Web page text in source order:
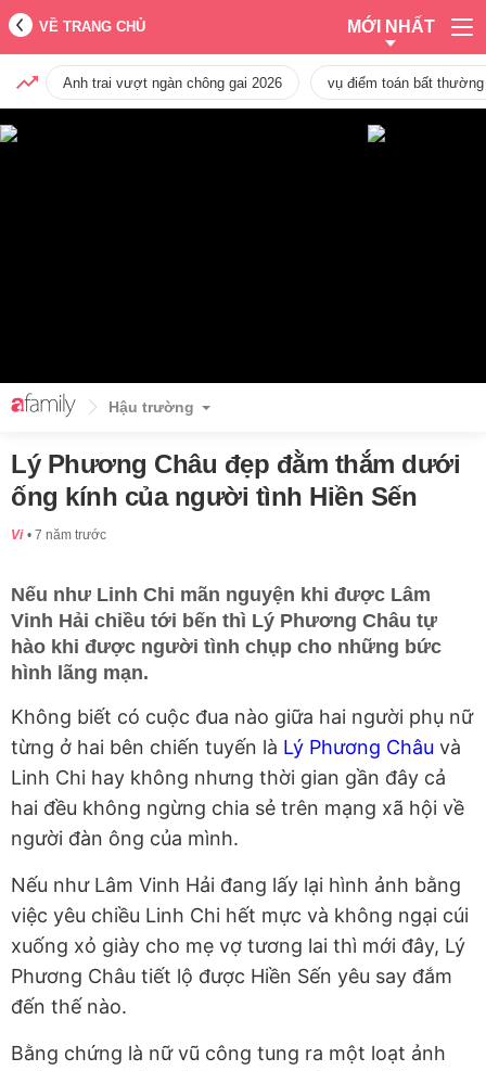
VỀ TRANG CHỦ MỚI NHẤT
Anh trai vượt ngàn chông gai 2026 vụ điểm toán bất
Hậu trường
Lý Phương Châu đẹp đằm thắm dưới
ống kính của người tình Hiền Sến
Vi 7 năm trước
Nếu như Linh Chi mãn nguyện khi được Lâm
Vinh Hải chiều tới bến thì Lý Phương Châu tự
hào khi được người tình chụp cho những bức
hình lãng mạn.
Không biết có cuộc đua nào giữa hai người phụ nữ
từng ở hai bên chiến tuyến là Lý Phương Châu và
Linh Chi hay không nhưng thời gian gần đây cả
hai đều không ngừng chia sẻ trên mạng xã hội về
người đàn ông của mình.
Nếu như Lâm Vinh Hải đang lấy lại hình ảnh bằng
việc yêu chiều Linh Chi hết mực và không ngại cúi
xuống xỏ giày cho mẹ vợ tương lai thì mới đây, Lý
Phương Châu tiết lộ được Hiền Sến yêu say đắm
đến thế nào.
Bằng chứng là nữ vũ công tung ra một loạt ảnh